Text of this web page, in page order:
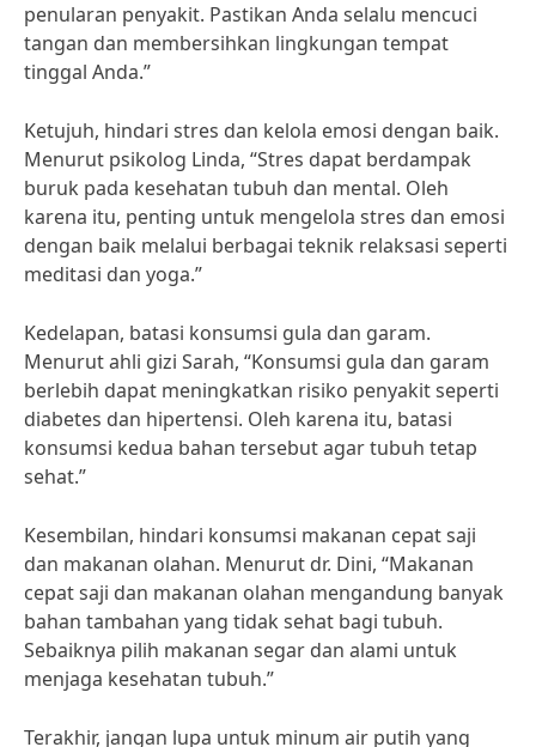
penularan penyakit. Pastikan Anda selalu mencuci
tangan dan membersihkan lingkungan tempat
tinggal Anda.”
Ketujuh, hindari stres dan kelola emosi dengan baik.
Menurut psikolog Linda, “Stres dapat berdampak
buruk pada kesehatan tubuh dan mental. Oleh
karena itu, penting untuk mengelola stres dan emosi
dengan baik melalui berbagai teknik relaksasi seperti
meditasi dan yoga.”
Kedelapan, batasi konsumsi gula dan garam.
Menurut ahli gizi Sarah, “Konsumsi gula dan garam
berlebih dapat meningkatkan risiko penyakit seperti
diabetes dan hipertensi. Oleh karena itu, batasi
konsumsi kedua bahan tersebut agar tubuh tetap
sehat.”
Kesembilan, hindari konsumsi makanan cepat saji
dan makanan olahan. Menurut dr. Dini, “Makanan
cepat saji dan makanan olahan mengandung banyak
bahan tambahan yang tidak sehat bagi tubuh.
Sebaiknya pilih makanan segar dan alami untuk
menjaga kesehatan tubuh.”
Terakhir, jangan lupa untuk minum air putih yang